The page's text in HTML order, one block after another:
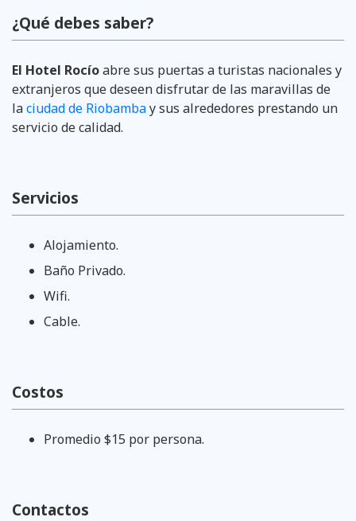
¿Qué debes saber?
El Hotel Rocíoabre sus puertas a turistas nacionales y
extranjeros que deseen disfrutar de las maravillas de
laciudad de Riobambay sus alrededores prestando un
servicio de calidad.
Servicios
Alojamiento.
Baño Privado.
Wifi.
Cable.
Costos
Promedio $15 por persona.
Contactos